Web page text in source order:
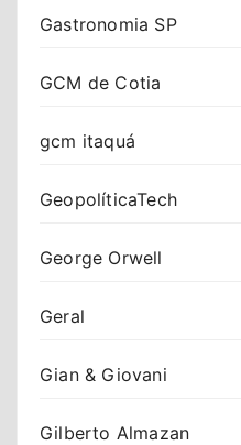
Gastronomia SP
GCM de Cotia
gcm itaquá
GeopolíticaTech
George Orwell
Geral
Gian & Giovani
Gilberto Almazan